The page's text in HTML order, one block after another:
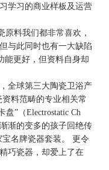
学习的商业样板及运营
料我们都非常喜欢，
与此同时也有一大缺陷
能更好，但资料自身却
全球第三大陶瓷卫浴产
料范畴的专业相关常
”（Electrostatic Ch
的变多的孩子回绝传
名牌瓷器套装。 更令
巧瓷器，却爱上了在